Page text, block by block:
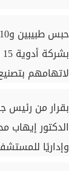
لاتهامهم
بقرار من رئيس
الدكتور إيهاب
وإداريًا